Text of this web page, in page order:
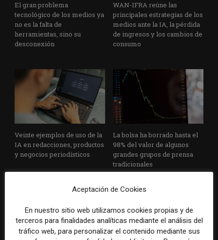
El gran problema
tecnológico de los medios ya
no es la falta de
herramientas, sino su
desconexión
WAN-IFRA reúne las
principales estrategias de los
medios ante la IA, la pérdida
de ingresos y los cambios de
consumo
Veinte ejemplos de uso de la
IA en redacciones, productos
y negocios periodísticos
La bolsa ha borrado hasta el
98% del valor de algunos
grandes grupos de prensa
tradicionales
Aceptación de Cookies
En nuestro sitio web utilizamos cookies propias y de
terceros para finalidades analíticas mediante el análisis del
tráfico web, para personalizar el contenido mediante sus